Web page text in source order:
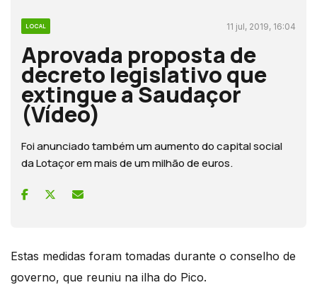
LOCAL 11 jul, 2019, 16:04
Aprovada proposta de
decreto legislativo que
extingue a Saudaçor
(Vídeo)
Foi anunciado também um aumento do capital social
da Lotaçor em mais de um milhão de euros.
Estas medidas foram tomadas durante o conselho de
governo, que reuniu na ilha do Pico.